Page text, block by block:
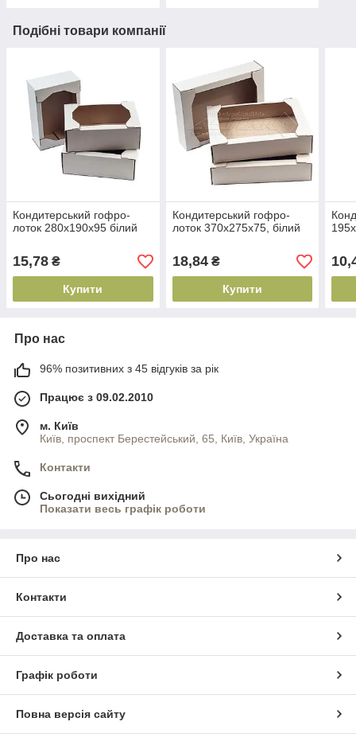
Подібні товари компанії
Кондитерський гофро-
лоток 280х190х95 білий
15,78 ₴
Купити
Кондитерський гофро-
лоток 370х275х75, білий
18,84₴
Купити
Про нас
96% позитивних з 45 відгуків за рік
Працює з 09.02.2010
м. Київ
Київ, проспект Берестейський, 65, Київ, Україна
Контакти
Сьогодні вихідний
Показати весь графік роботи
Про нас
Контакти
Доставка та оплата
Графік роботи
Повна версія сайту